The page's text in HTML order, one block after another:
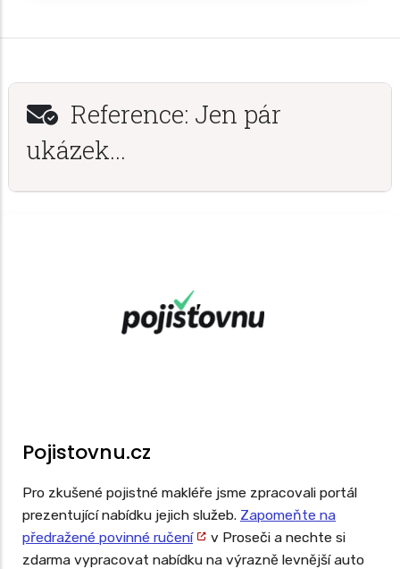
Reference: Jen pár
ukázek...
Pojistovnu.cz
Pro zkušené pojistné makléře jsme zpracovali portál
prezentující nabídku jejich služeb. Zapomeňte na
předražené povinné ručení
v Proseči a nechte si
zdarma vypracovat nabídku na výrazně levnější auto